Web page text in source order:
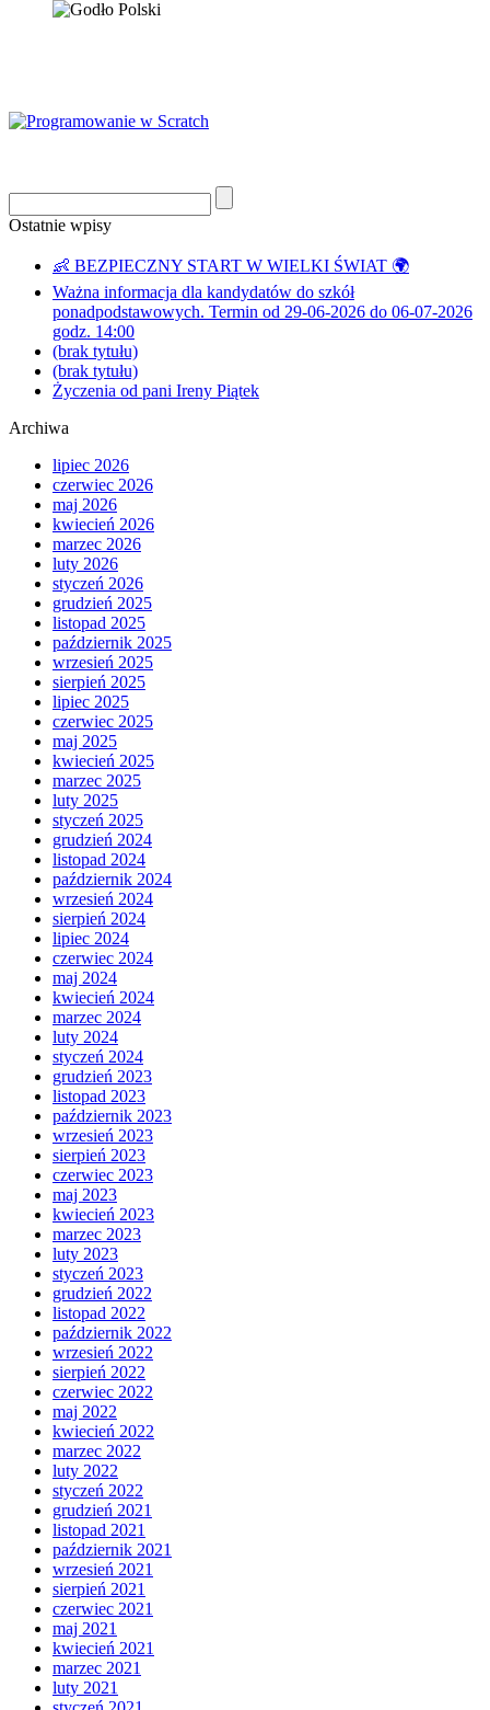
Ostatnie wpisy
👶 BEZPIECZNY START W WIELKI ŚWIAT 🌍
Ważna informacja dla kandydatów do szkół
ponadpodstawowych. Termin od 29-06-2026 do 06-07-2026
godz. 14:00
(brak tytułu)
(brak tytułu)
Życzenia od pani Ireny Piątek
Archiwa
lipiec 2026
czerwiec 2026
maj 2026
kwiecień 2026
marzec 2026
luty 2026
styczeń 2026
grudzień 2025
listopad 2025
październik 2025
wrzesień 2025
sierpień 2025
lipiec 2025
czerwiec 2025
maj 2025
kwiecień 2025
marzec 2025
luty 2025
styczeń 2025
grudzień 2024
listopad 2024
październik 2024
wrzesień 2024
sierpień 2024
lipiec 2024
czerwiec 2024
maj 2024
kwiecień 2024
marzec 2024
luty 2024
styczeń 2024
grudzień 2023
listopad 2023
październik 2023
wrzesień 2023
sierpień 2023
czerwiec 2023
maj 2023
kwiecień 2023
marzec 2023
luty 2023
styczeń 2023
grudzień 2022
listopad 2022
październik 2022
wrzesień 2022
sierpień 2022
czerwiec 2022
maj 2022
kwiecień 2022
marzec 2022
luty 2022
styczeń 2022
grudzień 2021
listopad 2021
październik 2021
wrzesień 2021
sierpień 2021
czerwiec 2021
maj 2021
kwiecień 2021
marzec 2021
luty 2021